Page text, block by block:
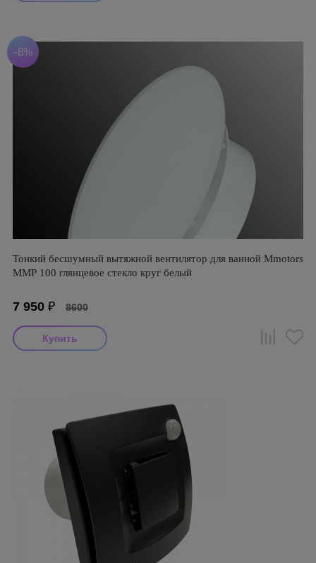
-8%
Тонкий бесшумный вытяжной вентилятор для ванной Mmotors
ММР 100 глянцевое стекло круг белый
7 950 ₽ 8600